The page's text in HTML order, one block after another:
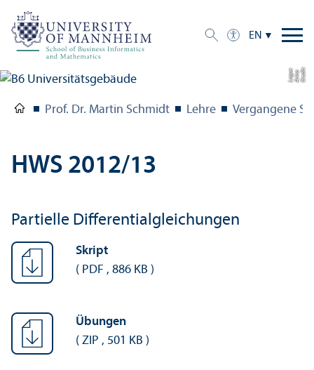
EN
C
r
e
dit:
A
n
n
aL
o
g
u
e
Prof. Dr. Martin Schmidt Lehre Vergangene
HWS 2012/13
Partielle Differentialgleichungen
Skript
( PDF , 886 KB )
Übungen
( ZIP , 501 KB )